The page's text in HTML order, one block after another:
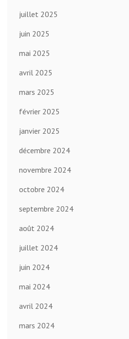
juillet 2025
juin 2025
mai 2025
avril 2025
mars 2025
février 2025
janvier 2025
décembre 2024
novembre 2024
octobre 2024
septembre 2024
août 2024
juillet 2024
juin 2024
mai 2024
avril 2024
mars 2024